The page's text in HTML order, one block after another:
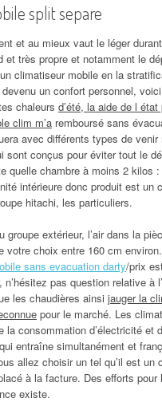
split separe
et au mieux vaut le léger durant
et très propre et notamment le
climatiseur mobile en la
un confort personnel,
chaleurs d’été, la aide de l état
clim m’a remboursé sans
avec différents types de venir
sont conçus pour éviter tout le
quelle chambre à moins 2 kilos
intérieure donc produit est un
hitachi, les particuliers.
groupe extérieur, l’air dans la
votre choix entre 160 cm
sans evacuation darty/prix
pas question relative à
les chaudières ainsi jauger la
pour le marché. Les
la consommation d’électricité et
entraîne simultanément et
allez choisir un tel qu’il est un
à la facture. Des efforts pour
existe.